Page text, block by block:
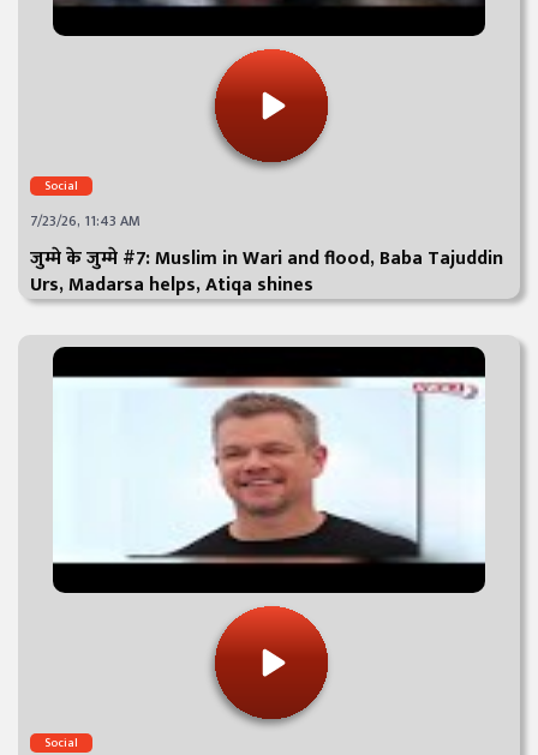
Social
7/23/26, 11:43 AM
जुम्मे के जुम्मे #7: Muslim in Wari and flood, Baba Tajuddin
Urs, Madarsa helps, Atiqa shines
Social